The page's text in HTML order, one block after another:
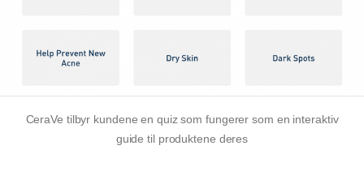
CeraVe tilbyr kundene en quiz som fungerer som en interaktiv
guide til produktene deres